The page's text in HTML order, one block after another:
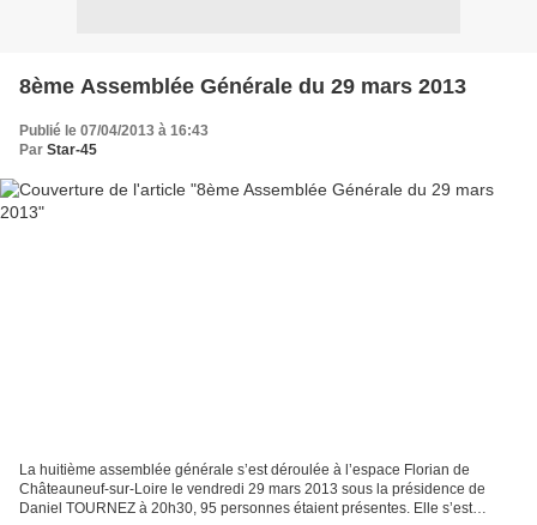
8ème Assemblée Générale du 29 mars 2013
Publié le 07/04/2013 à 16:43
Par Star-45
La huitième assemblée générale s’est déroulée à l’espace Florian de
Châteauneuf-sur-Loire le vendredi 29 mars 2013 sous la présidence de
Daniel TOURNEZ à 20h30, 95 personnes étaient présentes. Elle s’est